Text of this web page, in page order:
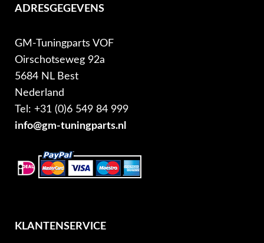
ADRESGEGEVENS
GM-Tuningparts VOF
Oirschotseweg 92a
5684 NL Best
Nederland
Tel: +31 (0)6 549 84 999
info@gm-tuningparts.nl
KLANTENSERVICE